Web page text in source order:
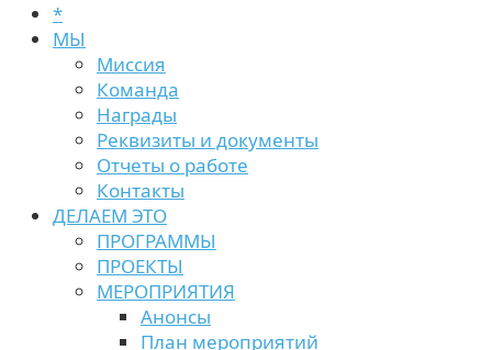
*
МЫ
Миссия
Команда
Награды
Реквизиты и документы
Отчеты о работе
Контакты
ДЕЛАЕМ ЭТО
ПРОГРАММЫ
ПРОЕКТЫ
МЕРОПРИЯТИЯ
Анонсы
План мероприятий